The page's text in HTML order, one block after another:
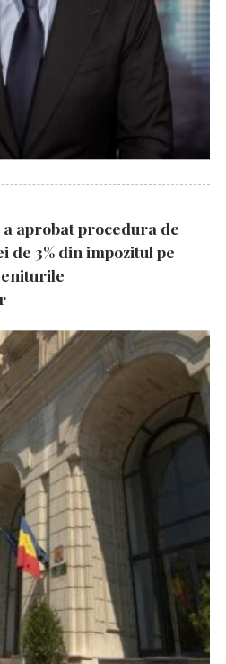
aprobat procedura de
de 3% din impozitul pe